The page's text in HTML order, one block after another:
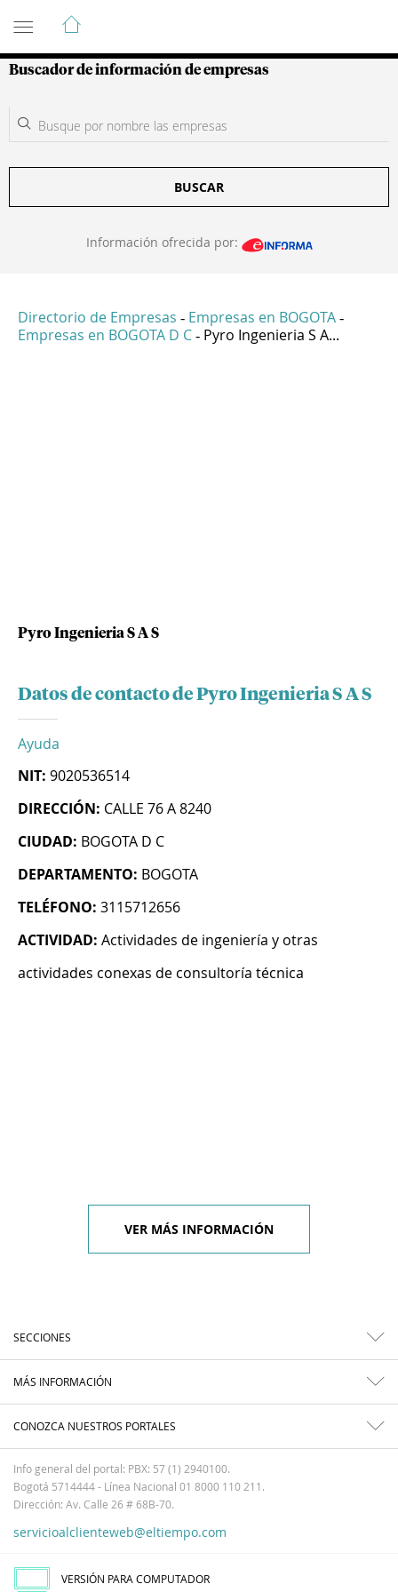
Guía de Empresas Colombianas
Buscador de información de empresas
BUSCAR
Información ofrecida por:
Directorio de Empresas - Empresas en BOGOTA -
Empresas en BOGOTA D C - Pyro Ingenieria S A...
Pyro Ingenieria S A S
Datos de contacto de Pyro Ingenieria S A S
Ayuda
NIT: 9020536514
DIRECCIÓN: CALLE 76 A 8240
CIUDAD: BOGOTA D C
DEPARTAMENTO: BOGOTA
TELÉFONO: 3115712656
ACTIVIDAD: Actividades de ingeniería y otras
actividades conexas de consultoría técnica
VER MÁS INFORMACIÓN
SECCIONES
MÁS INFORMACIÓN
CONOZCA NUESTROS PORTALES
Info general del portal: PBX: 57 (1) 2940100.
Bogotá 5714444 - Línea Nacional 01 8000 110 211.
Dirección: Av. Calle 26 # 68B-70.
servicioalclienteweb@eltiempo.com
VERSIÓN PARA COMPUTADOR